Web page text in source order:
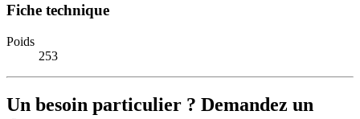
Fiche technique
Poids
253
Un besoin particulier ? Demandez un